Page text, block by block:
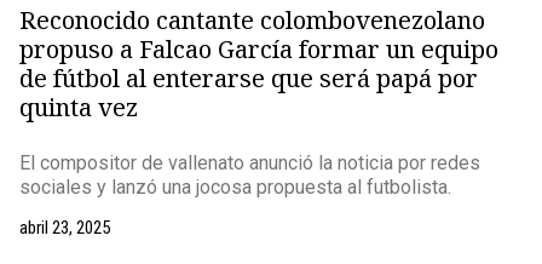
Reconocido cantante colombovenezolano
propuso a Falcao García formar un equipo
de fútbol al enterarse que será papá por
quinta vez
El compositor de vallenato anunció la noticia por redes
sociales y lanzó una jocosa propuesta al futbolista.
abril 23, 2025